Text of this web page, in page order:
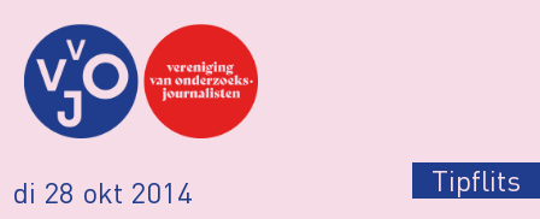
di 28 okt 2014 Tipflits